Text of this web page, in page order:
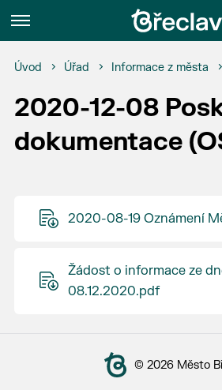
Menu
Úvod Úřad Informace z města
2020-12-08
dokumentace
2020-08-19 Oznámení
Žádost o informace ze
08.12.2020.pdf
© 2026 Město